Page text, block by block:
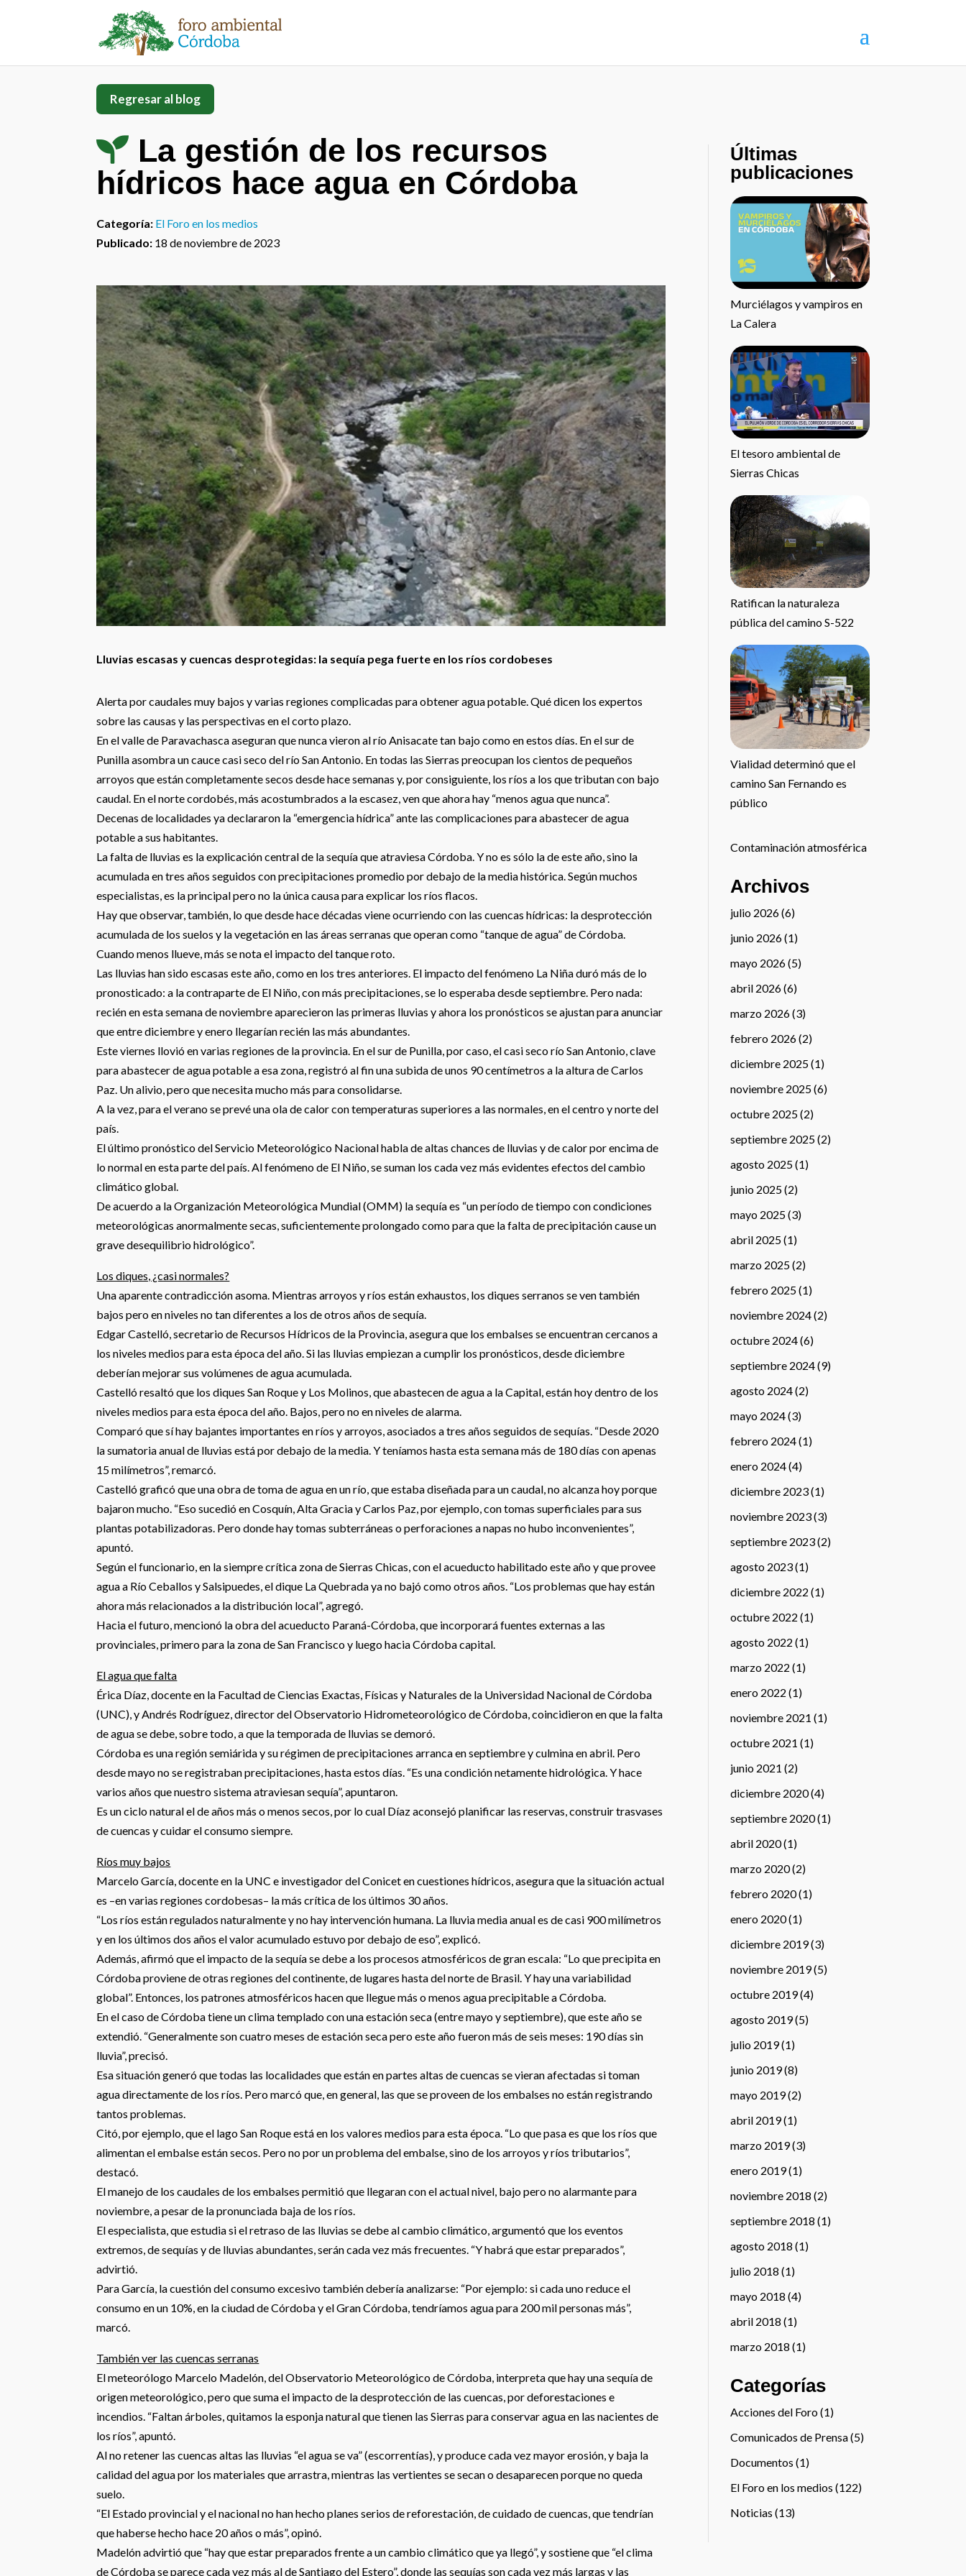
Regresar al blog
La gestión de los recursos
hídricos hace agua en Córdoba
Categoría: El Foro en los medios
Publicado: 18 de noviembre de 2023
Lluvias escasas y cuencas desprotegidas: la sequía pega fuerte en los ríos cordobeses
Alerta por caudales muy bajos y varias regiones complicadas para obtener agua potable. Qué dicen los expertos
sobre las causas y las perspectivas en el corto plazo.
En el valle de Paravachasca aseguran que nunca vieron al río Anisacate tan bajo como en estos días. En el sur de
Punilla asombra un cauce casi seco del río San Antonio. En todas las Sierras preocupan los cientos de pequeños
arroyos que están completamente secos desde hace semanas y, por consiguiente, los ríos a los que tributan con bajo
caudal. En el norte cordobés, más acostumbrados a la escasez, ven que ahora hay “menos agua que nunca”.
Decenas de localidades ya declararon la “emergencia hídrica” ante las complicaciones para abastecer de agua
potable a sus habitantes.
La falta de lluvias es la explicación central de la sequía que atraviesa Córdoba. Y no es sólo la de este año, sino la
acumulada en tres años seguidos con precipitaciones promedio por debajo de la media histórica. Según muchos
especialistas, es la principal pero no la única causa para explicar los ríos flacos.
Hay que observar, también, lo que desde hace décadas viene ocurriendo con las cuencas hídricas: la desprotección
acumulada de los suelos y la vegetación en las áreas serranas que operan como “tanque de agua” de Córdoba.
Cuando menos llueve, más se nota el impacto del tanque roto.
Las lluvias han sido escasas este año, como en los tres anteriores. El impacto del fenómeno La Niña duró más de lo
pronosticado: a la contraparte de El Niño, con más precipitaciones, se lo esperaba desde septiembre. Pero nada:
recién en esta semana de noviembre aparecieron las primeras lluvias y ahora los pronósticos se ajustan para anunciar
que entre diciembre y enero llegarían recién las más abundantes.
Este viernes llovió en varias regiones de la provincia. En el sur de Punilla, por caso, el casi seco río San Antonio, clave
para abastecer de agua potable a esa zona, registró al fin una subida de unos 90 centímetros a la altura de Carlos
Paz. Un alivio, pero que necesita mucho más para consolidarse.
A la vez, para el verano se prevé una ola de calor con temperaturas superiores a las normales, en el centro y norte del
país.
El último pronóstico del Servicio Meteorológico Nacional habla de altas chances de lluvias y de calor por encima de
lo normal en esta parte del país. Al fenómeno de El Niño, se suman los cada vez más evidentes efectos del cambio
climático global.
De acuerdo a la Organización Meteorológica Mundial (OMM) la sequía es “un período de tiempo con condiciones
meteorológicas anormalmente secas, suficientemente prolongado como para que la falta de precipitación cause un
grave desequilibrio hidrológico”.
Los diques, ¿casi normales?
Una aparente contradicción asoma. Mientras arroyos y ríos están exhaustos, los diques serranos se ven también
bajos pero en niveles no tan diferentes a los de otros años de sequía.
Edgar Castelló, secretario de Recursos Hídricos de la Provincia, asegura que los embalses se encuentran cercanos a
los niveles medios para esta época del año. Si las lluvias empiezan a cumplir los pronósticos, desde diciembre
deberían mejorar sus volúmenes de agua acumulada.
Castelló resaltó que los diques San Roque y Los Molinos, que abastecen de agua a la Capital, están hoy dentro de los
niveles medios para esta época del año. Bajos, pero no en niveles de alarma.
Comparó que sí hay bajantes importantes en ríos y arroyos, asociados a tres años seguidos de sequías. “Desde 2020
la sumatoria anual de lluvias está por debajo de la media. Y teníamos hasta esta semana más de 180 días con apenas
15 milímetros”, remarcó.
Castelló graficó que una obra de toma de agua en un río, que estaba diseñada para un caudal, no alcanza hoy porque
bajaron mucho. “Eso sucedió en Cosquín, Alta Gracia y Carlos Paz, por ejemplo, con tomas superficiales para sus
plantas potabilizadoras. Pero donde hay tomas subterráneas o perforaciones a napas no hubo inconvenientes”,
apuntó.
Según el funcionario, en la siempre crítica zona de Sierras Chicas, con el acueducto habilitado este año y que provee
agua a Río Ceballos y Salsipuedes, el dique La Quebrada ya no bajó como otros años. “Los problemas que hay están
ahora más relacionados a la distribución local”, agregó.
Hacia el futuro, mencionó la obra del acueducto Paraná-Córdoba, que incorporará fuentes externas a las
provinciales, primero para la zona de San Francisco y luego hacia Córdoba capital.
El agua que falta
Érica Díaz, docente en la Facultad de Ciencias Exactas, Físicas y Naturales de la Universidad Nacional de Córdoba
(UNC), y Andrés Rodríguez, director del Observatorio Hidrometeorológico de Córdoba, coincidieron en que la falta
de agua se debe, sobre todo, a que la temporada de lluvias se demoró.
Córdoba es una región semiárida y su régimen de precipitaciones arranca en septiembre y culmina en abril. Pero
desde mayo no se registraban precipitaciones, hasta estos días. “Es una condición netamente hidrológica. Y hace
varios años que nuestro sistema atraviesan sequía”, apuntaron.
Es un ciclo natural el de años más o menos secos, por lo cual Díaz aconsejó planificar las reservas, construir trasvases
de cuencas y cuidar el consumo siempre.
Ríos muy bajos
Marcelo García, docente en la UNC e investigador del Conicet en cuestiones hídricos, asegura que la situación actual
es –en varias regiones cordobesas– la más crítica de los últimos 30 años.
“Los ríos están regulados naturalmente y no hay intervención humana. La lluvia media anual es de casi 900 milímetros
y en los últimos dos años el valor acumulado estuvo por debajo de eso”, explicó.
Además, afirmó que el impacto de la sequía se debe a los procesos atmosféricos de gran escala: “Lo que precipita en
Córdoba proviene de otras regiones del continente, de lugares hasta del norte de Brasil. Y hay una variabilidad
global”. Entonces, los patrones atmosféricos hacen que llegue más o menos agua precipitable a Córdoba.
En el caso de Córdoba tiene un clima templado con una estación seca (entre mayo y septiembre), que este año se
extendió. “Generalmente son cuatro meses de estación seca pero este año fueron más de seis meses: 190 días sin
lluvia”, precisó.
Esa situación generó que todas las localidades que están en partes altas de cuencas se vieran afectadas si toman
agua directamente de los ríos. Pero marcó que, en general, las que se proveen de los embalses no están registrando
tantos problemas.
Citó, por ejemplo, que el lago San Roque está en los valores medios para esta época. “Lo que pasa es que los ríos que
alimentan el embalse están secos. Pero no por un problema del embalse, sino de los arroyos y ríos tributarios”,
destacó.
El manejo de los caudales de los embalses permitió que llegaran con el actual nivel, bajo pero no alarmante para
noviembre, a pesar de la pronunciada baja de los ríos.
El especialista, que estudia si el retraso de las lluvias se debe al cambio climático, argumentó que los eventos
extremos, de sequías y de lluvias abundantes, serán cada vez más frecuentes. “Y habrá que estar preparados”,
advirtió.
Para García, la cuestión del consumo excesivo también debería analizarse: “Por ejemplo: si cada uno reduce el
consumo en un 10%, en la ciudad de Córdoba y el Gran Córdoba, tendríamos agua para 200 mil personas más”,
marcó.
También ver las cuencas serranas
El meteorólogo Marcelo Madelón, del Observatorio Meteorológico de Córdoba, interpreta que hay una sequía de
origen meteorológico, pero que suma el impacto de la desprotección de las cuencas, por deforestaciones e
incendios. “Faltan árboles, quitamos la esponja natural que tienen las Sierras para conservar agua en las nacientes de
los ríos”, apuntó.
Al no retener las cuencas altas las lluvias “el agua se va” (escorrentías), y produce cada vez mayor erosión, y baja la
calidad del agua por los materiales que arrastra, mientras las vertientes se secan o desaparecen porque no queda
suelo.
“El Estado provincial y el nacional no han hecho planes serios de reforestación, de cuidado de cuencas, que tendrían
que haberse hecho hace 20 años o más”, opinó.
Madelón advirtió que “hay que estar preparados frente a un cambio climático que ya llegó”, y sostiene que “el clima
de Córdoba se parece cada vez más al de Santiago del Estero”, donde las sequías son cada vez más largas y las
Últimas
publicaciones
Murciélagos y vampiros en
La Calera
El tesoro ambiental de
Sierras Chicas
Ratifican la naturaleza
pública del camino S-522
Vialidad determinó que el
camino San Fernando es
público
Contaminación atmosférica
Archivos
julio 2026(6)
junio 2026(1)
mayo 2026(5)
abril 2026(6)
marzo 2026(3)
febrero 2026(2)
diciembre 2025(1)
noviembre 2025(6)
octubre 2025(2)
septiembre 2025(2)
agosto 2025(1)
junio 2025(2)
mayo 2025(3)
abril 2025(1)
marzo 2025(2)
febrero 2025(1)
noviembre 2024(2)
octubre 2024(6)
septiembre 2024(9)
agosto 2024(2)
mayo 2024(3)
febrero 2024(1)
enero 2024(4)
diciembre 2023(1)
noviembre 2023(3)
septiembre 2023(2)
agosto 2023(1)
diciembre 2022 (1)
octubre 2022 (1)
agosto 2022 (1)
marzo 2022 (1)
enero 2022 (1)
noviembre 2021 (1)
octubre 2021 (1)
junio 2021 (2)
diciembre 2020(4)
septiembre 2020(1)
abril 2020(1)
marzo 2020(2)
febrero 2020(1)
enero 2020(1)
diciembre 2019(3)
noviembre 2019(5)
octubre 2019(4)
agosto 2019(5)
julio 2019(1)
junio 2019(8)
mayo 2019(2)
abril 2019(1)
marzo 2019(3)
enero 2019(1)
noviembre 2018 (2)
septiembre 2018 (1)
agosto 2018 (1)
julio 2018 (1)
mayo 2018 (4)
abril 2018 (1)
marzo 2018 (1)
Categorías
Acciones del Foro(1)
Comunicados de Prensa(5)
Documentos (1)
El Foro en los medios (122)
Noticias (13)